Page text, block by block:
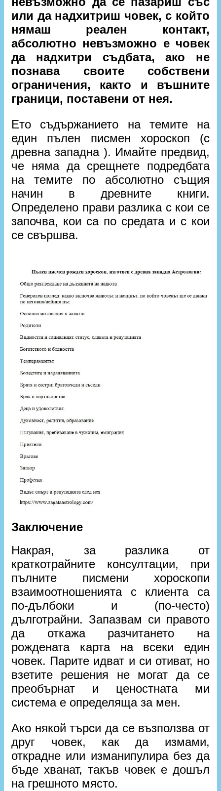
или да надхитриш човек, с който
нямаш реален контакт,
абсолютно невъзможно е човек
да надхитри съдбата, ако не
познава своите собствени
ограничения, както и въшните
граници, поставени от нея.
Ето съдържанието на темите на
един пълен писмен хороскоп (с
древна западна ). Имайте предвид,
че няма да срещнете подредбата
на темите по абсолютно същия
начин в древните книги.
Определено прави разлика с кои се
започва, кои са по средата и с кои
се свършва.
Заключение
Накрая, за разлика от
краткотрайните консултации, при
пълните писмени хороскопи
взаимоотношенията с клиента са
по-дълбоки и (по-често)
дълготрайни. Запазвам си правото
да откажа разчитането на
рождената карта на всеки един
човек. Парите идват и си отиват, но
взетите решения не могат да се
преобърнат и ценостната ми
система е определяща за мен.
Ако някой търси да се възползва от
друг човек, как да измами,
открадне или изманипулира без да
бъде хванат, такъв човек е дошъл
на грешното място.